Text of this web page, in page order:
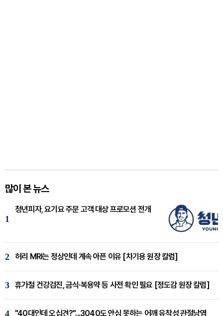
많이 본 뉴스
1
청년피자, 요기요 주문 고객 대상 프로모션 전개
2 허리 MRI는 정상인데 계속 아픈 이유 [차기용 원장 칼럼]
3 휴가철 건강검진, 금식·복용약 등 사전 확인 필요 [정도감 원장 칼럼]
4 "40대인데 오십견?"...3040도 안심 못하는 어깨 유착성 관절낭염